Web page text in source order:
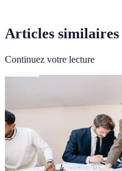
Articles similaires
Continuez votre lecture